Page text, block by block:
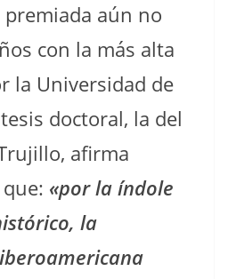
aún no
con la más alta
la Universidad de
doctoral, la del
afirma
«por la índole
la